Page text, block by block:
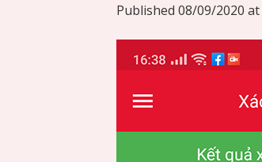
Published 08/09/2020 at